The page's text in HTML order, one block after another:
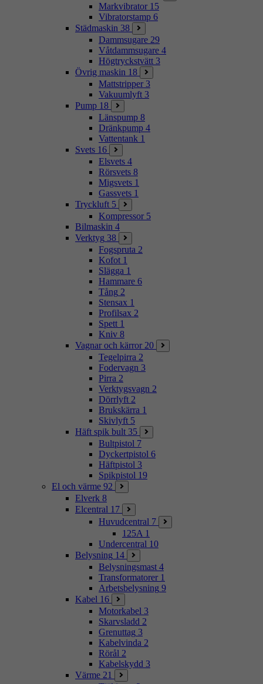
Markvibrator 15
Vibratorstamp 6
Städmaskin 38
Dammsugare 29
Våtdammsugare 4
Högtryckstvätt 3
Övrig maskin 18
Mattstripper 3
Vakuumlyft 3
Pump 18
Länspump 8
Dränkpump 4
Vattentank 1
Svets 16
Elsvets 4
Rörsvets 8
Migsvets 1
Gassvets 1
Tryckluft 5
Kompressor 5
Bilmaskin 4
Verktyg 38
Fogspruta 2
Kofot 1
Slägga 1
Hammare 6
Tång 2
Stensax 1
Profilsax 2
Spett 1
Kniv 8
Vagnar och kärror 20
Tegelpirra 2
Fodervagn 3
Pirra 2
Verktygsvagn 2
Dörrlyft 2
Brukskärra 1
Skivlyft 5
Häft spik bult 35
Bultpistol 7
Dyckertpistol 6
Häftpistol 3
Spikpistol 19
El och värme 92
Elverk 8
Elcentral 17
Huvudcentral 7
125A 1
Undercentral 10
Belysning 14
Belysningsmast 4
Transformatorer 1
Arbetsbelysning 9
Kabel 16
Motorkabel 3
Skarvsladd 2
Grenuttag 3
Kabelvinda 2
Rörål 2
Kabelskydd 3
Värme 21